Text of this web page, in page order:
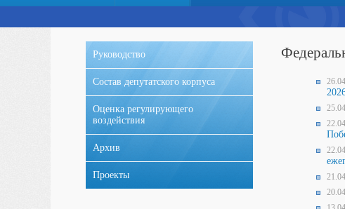
Руководство
Состав депутатского корпуса
Оценка регулирующего
воздействия
Архив
Проекты